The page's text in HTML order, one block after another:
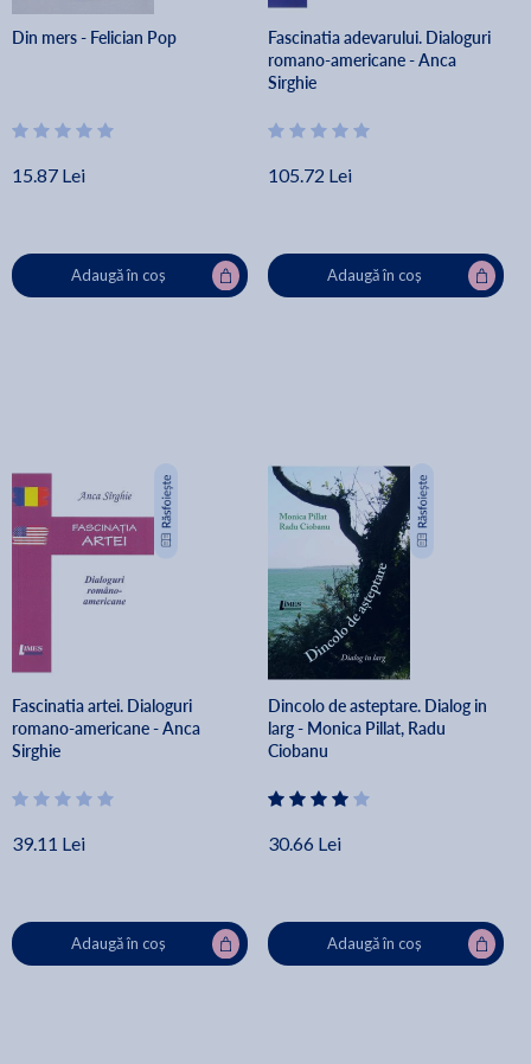
Din mers - Felician Pop
15.87 Lei
Adaugă în coș
Fascinatia adevarului. Dialoguri
romano-americane - Anca
Sirghie
105.72 Lei
Adaugă în coș
Fascinatia artei. Dialoguri
romano-americane - Anca
Sirghie
39.11 Lei
Adaugă în coș
Dincolo de asteptare. Dialog in
larg - Monica Pillat, Radu
Ciobanu
30.66 Lei
Adaugă în coș